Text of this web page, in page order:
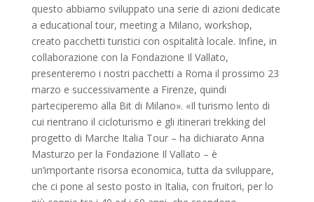
questo abbiamo sviluppato una serie di azioni dedicate
a educational tour, meeting a Milano, workshop,
creato pacchetti turistici con ospitalità locale. Infine, in
collaborazione con la Fondazione Il Vallato,
presenteremo i nostri pacchetti a Roma il prossimo 23
marzo e successivamente a Firenze, quindi
parteciperemo alla Bit di Milano». «Il turismo lento di
cui rientrano il cicloturismo e gli itinerari trekking del
progetto di Marche Italia Tour – ha dichiarato Anna
Masturzo per la Fondazione Il Vallato – è
un’importante risorsa economica, tutta da sviluppare,
che ci pone al sesto posto in Italia, con fruitori, per lo